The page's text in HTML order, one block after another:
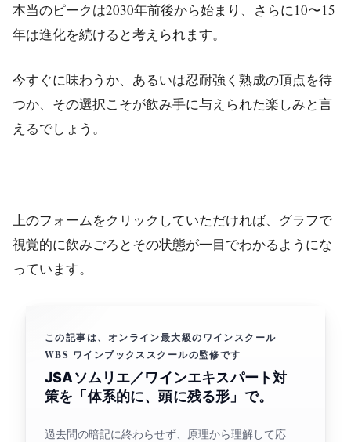
本当のピークは2030年前後から始まり、さらに10〜15
年は進化を続けると考えられます。
今すぐに味わうか、あるいは忍耐強く熟成の頂点を待
つか、その選択こそが飲み手に与えられた楽しみと言
えるでしょう。
上のフォームをクリックしていただければ、グラフで
視覚的に飲みごろとその状態が一目でわかるようにな
っています。
この記事は、オンライン最大級のワインスクール
WBS ワインブックススクールの監修です
JSAソムリエ／ワインエキスパート対
策を「体系的に、頭に残る形」で。
過去問の暗記に終わらせず、原理から理解して応